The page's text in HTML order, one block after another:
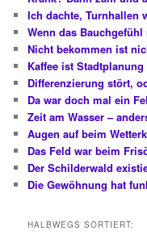
Ich dachte, Turnhallen
Wenn das
Nicht bekommen ist
Kaffee ist Stadtplanung
Differenzierung stört,
Da war doch mal ein
Zeit am Wasser –
Augen auf beim
Das Feld war beim
Der Schilderwald
Die Gewöhnung hat
HALBWEGS SORTIERT: